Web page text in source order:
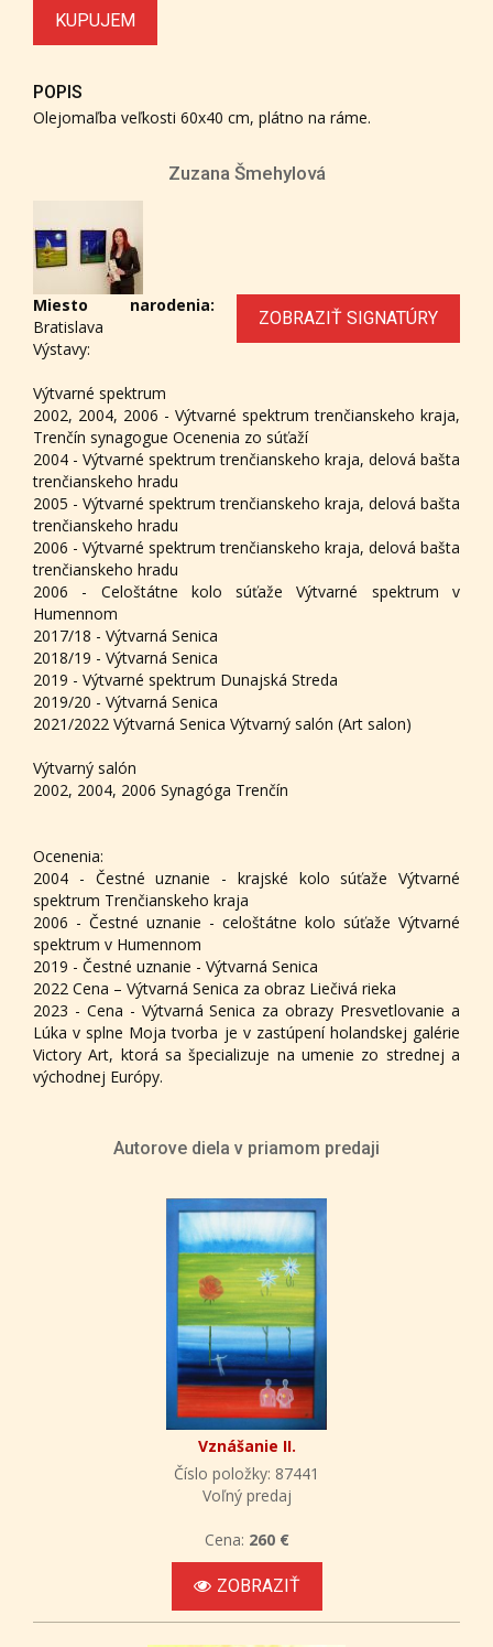
KUPUJEM
POPIS
Olejomaľba veľkosti 60x40 cm, plátno na ráme.
Zuzana Šmehylová
ZOBRAZIŤ SIGNATÚRY
Miesto narodenia:
Bratislava
Výstavy:
Výtvarné spektrum
2002, 2004, 2006 - Výtvarné spektrum trenčianskeho kraja,
Trenčín synagogue Ocenenia zo súťaží
2004 - Výtvarné spektrum trenčianskeho kraja, delová bašta
trenčianskeho hradu
2005 - Výtvarné spektrum trenčianskeho kraja, delová bašta
trenčianskeho hradu
2006 - Výtvarné spektrum trenčianskeho kraja, delová bašta
trenčianskeho hradu
2006 - Celoštátne kolo súťaže Výtvarné spektrum v
Humennom
2017/18 - Výtvarná Senica
2018/19 - Výtvarná Senica
2019 - Výtvarné spektrum Dunajská Streda
2019/20 - Výtvarná Senica
2021/2022 Výtvarná Senica Výtvarný salón (Art salon)
Výtvarný salón
2002, 2004, 2006 Synagóga Trenčín
Ocenenia:
2004 - Čestné uznanie - krajské kolo súťaže Výtvarné
spektrum Trenčianskeho kraja
2006 - Čestné uznanie - celoštátne kolo súťaže Výtvarné
spektrum v Humennom
2019 - Čestné uznanie - Výtvarná Senica
2022 Cena – Výtvarná Senica za obraz Liečivá rieka
2023 - Cena - Výtvarná Senica za obrazy Presvetlovanie a
Lúka v splne Moja tvorba je v zastúpení holandskej galérie
Victory Art, ktorá sa špecializuje na umenie zo strednej a
východnej Európy.
Autorove diela v priamom predaji
Vznášanie II.
Číslo položky: 87441
Voľný predaj
Cena: 260 €
ZOBRAZIŤ